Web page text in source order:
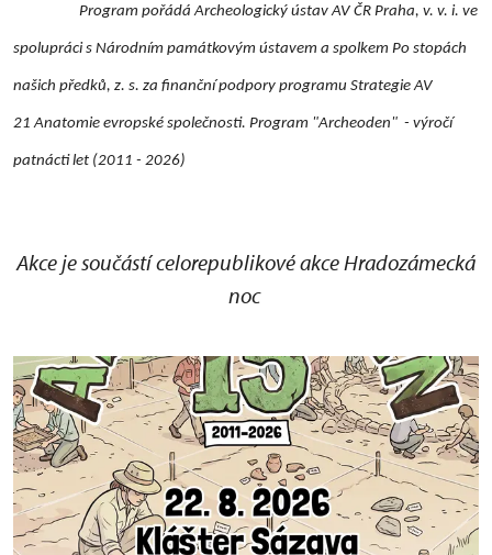
Program pořádá Archeologický ústav AV ČR Praha, v. v. i. ve
spolupráci s Národním památkovým ústavem a spolkem Po stopách
našich předků, z. s. za finanční podpory programu Strategie AV
21 Anatomie evropské společnosti. Program "Archeoden" - výročí
patnácti let (2011 - 2026)
Akce je součástí celorepublikové akce Hradozámecká
noc